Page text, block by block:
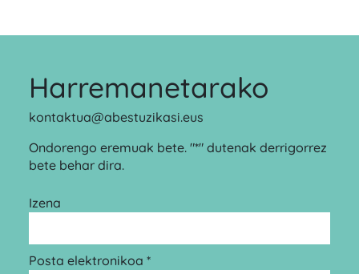
Harremanetarako
kontaktua@abestuzikasi.eus
Ondorengo eremuak bete. "*" dutenak derrigorrez
bete behar dira.
Izena
Posta elektronikoa *